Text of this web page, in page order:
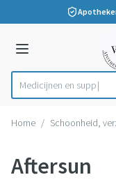
Ga naar de inhoud
Menu
Product, merk,
Home / Schoonheid,
Aftersun